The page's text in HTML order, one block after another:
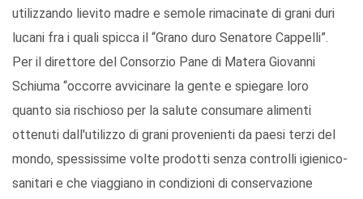
utilizzando lievito madre e semole rimacinate di grani duri
lucani fra i quali spicca il “Grano duro Senatore Cappelli”.
Per il direttore del Consorzio Pane di Matera Giovanni
Schiuma “occorre avvicinare la gente e spiegare loro
quanto sia rischioso per la salute consumare alimenti
ottenuti dall'utilizzo di grani provenienti da paesi terzi del
mondo, spessissime volte prodotti senza controlli igienico-
sanitari e che viaggiano in condizioni di conservazione